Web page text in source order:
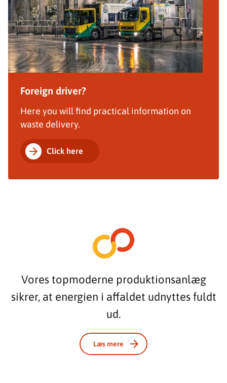
Foreign driver?
Here you will find practical information on
waste delivery.
Click here
Vores topmoderne produktionsanlæg
sikrer, at energien i affaldet udnyttes fuldt
ud.
Læs mere